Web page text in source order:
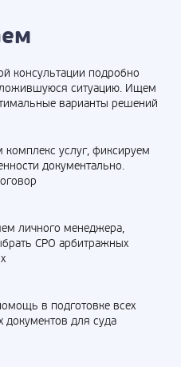
консультации подробно
ситуацию. Ищем
варианты решений
комплекс услуг, фиксируем
документально.
личного менеджера,
СРО арбитражных
в подготовке всех
документов для суда